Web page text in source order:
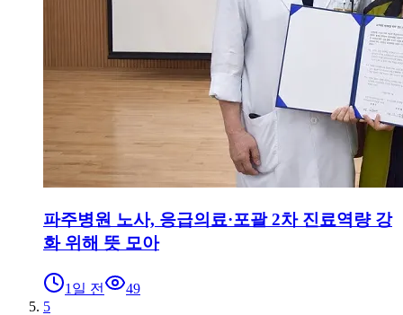
파주병원 노사, 응급의료·포괄 2차 진료역량 강
화 위해 뜻 모아
1일 전
49
5